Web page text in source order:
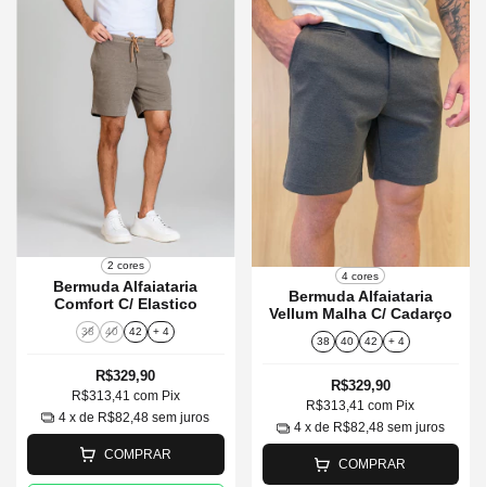
2 cores
Bermuda Alfaiataria
Comfort C/ Elastico
38 40 42 + 4
R$329,90
R$313,41 com Pix
4 x de R$82,48 sem juros
COMPRAR
4 cores
Bermuda Alfaiataria
Vellum Malha C/ Cadarço
38 40 42 + 4
R$329,90
R$313,41com Pix
4 x de R$82,48 sem juros
COMPRAR